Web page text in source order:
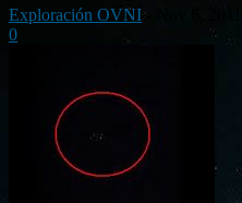
Exploración OVNI
0